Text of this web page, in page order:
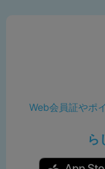
Web会員証やポ
ら